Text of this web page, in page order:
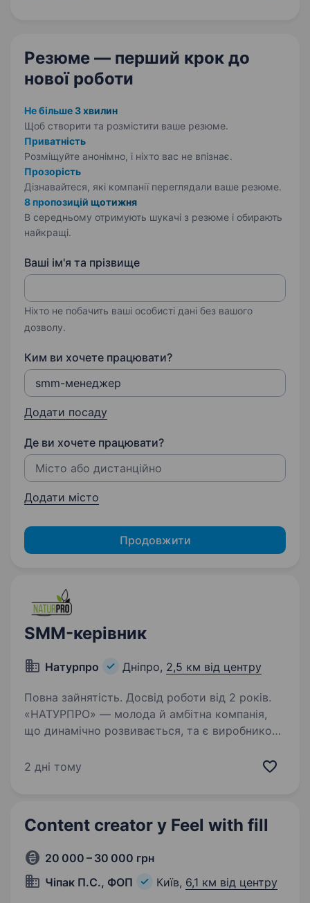
Резюме — перший крок до
нової роботи
Не більше 3 хвилин
Щоб створити та розмістити ваше резюме.
Приватність
Розміщуйте анонімно, і ніхто вас не впізнає.
Прозорість
Дізнавайтеся, які компанії переглядали ваше резюме.
8 пропозицій щотижня
В середньому отримують шукачі з резюме і обирають
найкращі.
Ваші ім'я та прізвище
Ніхто не побачить ваші особисті дані без вашого
дозволу.
Ким ви хочете працювати?
Додати посаду
Де ви хочете працювати?
Додати місто
Продовжити
SMM-керівник
Натурпро Дніпро, 2,5 км від центру
Повна зайнятість. Досвід роботи від 2 років.
«НАТУРПРО» — молода й амбітна компанія,
що динамічно розвивається, та є виробником
за обличчям, тілом та волоссям. Вже 11 років
2 дні тому
Content creator у Feel with fill
20 000 – 30 000 грн
Чіпак П.С., ФОП
Київ, 6,1 км від центру